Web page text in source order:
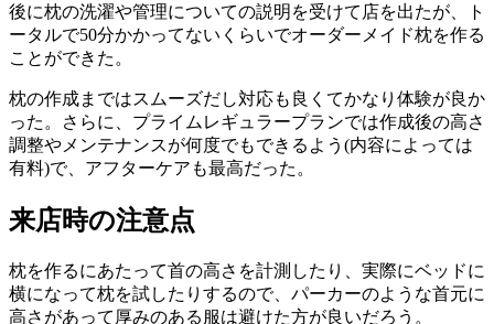
後に枕の洗濯や管理についての説明を受けて店を出たが、ト
ータルで50分かかってないくらいでオーダーメイド枕を作る
ことができた。
枕の作成まではスムーズだし対応も良くてかなり体験が良か
った。さらに、プライムレギュラープランでは作成後の高さ
調整やメンテナンスが何度でもできるよう(内容によっては
有料)で、アフターケアも最高だった。
来店時の注意点
枕を作るにあたって首の高さを計測したり、実際にベッドに
横になって枕を試したりするので、パーカーのような首元に
高さがあって厚みのある服は避けた方が良いだろう。